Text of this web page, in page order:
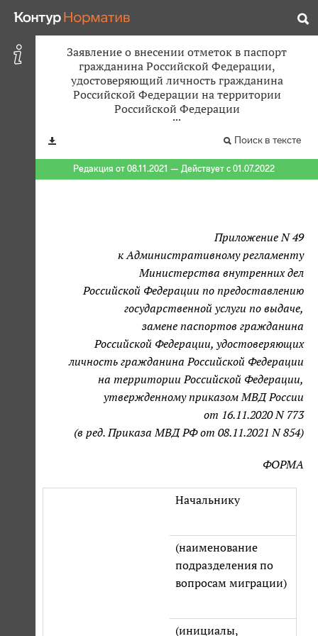
Заявление о внесении отметок в паспорт
гражданина Российской Федерации,
удостоверяющий личность гражданина
Российской Федерации на территории
Российской Федерации
Поиск в тексте
Редакция от 08.11.2021 — Действует с 01.07.2022
Приложение N 49
к Административному регламенту
Министерства внутренних дел
Российской Федерации по предоставлению
государственной услуги по выдаче,
замене паспортов гражданина
Российской Федерации, удостоверяющих
личность гражданина Российской Федерации
на территории Российской Федерации,
утвержденному приказом МВД России
от 16.11.2020 N 773
(в ред. Приказа МВД РФ от 08.11.2021 N 854)
ФОРМА
Начальнику
(наименование
подразделения по
вопросам миграции)
(инициалы,